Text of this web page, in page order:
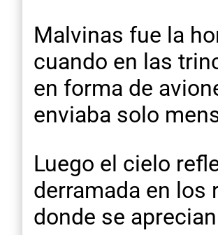
Malvinas fue la
cuando en las
en forma de
enviaba solo
Luego el cielo
derramada en los
donde se